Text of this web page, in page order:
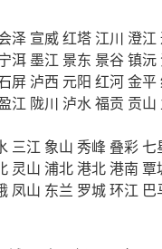
泽 宣威红塔 江川 澄江
洱 墨江 景东 景谷镇沅
屏 泸西 元阳 红河金平
江 陇川 泸水福贡 贡山
三江 象山 秀峰 叠彩七
灵山 浦北港北港南 覃
凤山 东兰 罗城环江 巴